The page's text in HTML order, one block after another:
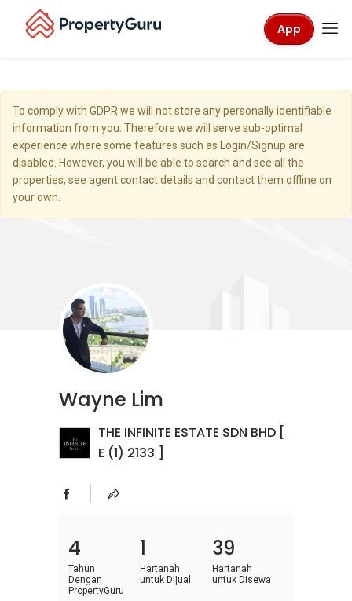
App
To comply with GDPR we will not store any personally identifiable
information from you. Therefore we will serve sub-optimal
experience where some features such as Login/Signup are
disabled. However, you will be able to search and see all the
properties, see agent contact details and contact them offline on
your own.
Wayne Lim
THE INFINITE ESTATE SDN BHD [
E (1) 2133 ]
4
Tahun
Dengan
PropertyGuru
1
Hartanah
untuk Dijual
39
Hartanah
untuk Disewa